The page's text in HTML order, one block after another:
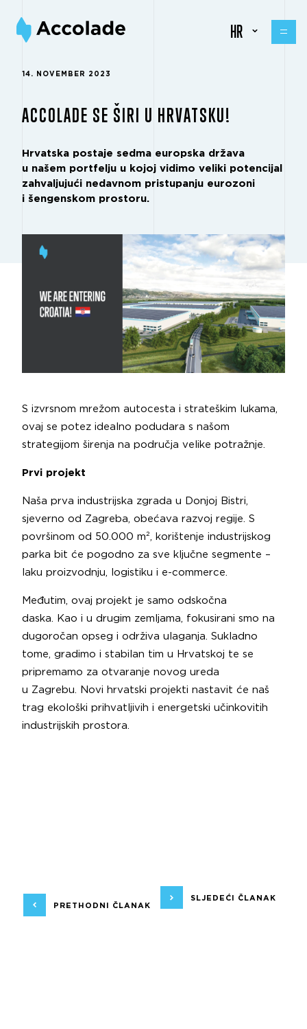
HR
14. NOVEMBER 2023
ACCOLADE SE ŠIRI U HRVATSKU!
Hrvatska postaje sedma europska država
u našem portfelju u kojoj vidimo veliki potencijal
zahvaljujući nedavnom pristupanju eurozoni
i šengenskom prostoru.
S izvrsnom mrežom autocesta i strateškim lukama,
ovaj se potez idealno podudara s našom
strategijom širenja na područja velike potražnje.
Prvi projekt
Naša prva industrijska zgrada u Donjoj Bistri,
sjeverno od Zagreba, obećava razvoj regije. S
površinom od 50.000 m², korištenje industrijskog
parka bit će pogodno za sve ključne segmente –
laku proizvodnju, logistiku i e-commerce.
Međutim, ovaj projekt je samo odskočna
daska. Kao i u drugim zemljama, fokusirani smo na
dugoročan opseg i održiva ulaganja. Sukladno
tome, gradimo i stabilan tim u Hrvatskoj te se
pripremamo za otvaranje novog ureda
u Zagrebu. Novi hrvatski projekti nastavit će naš
trag ekološki prihvatljivih i energetski učinkovitih
industrijskih prostora.
PRETHODNI ČLANAK
SLJEDEĆI ČLANAK